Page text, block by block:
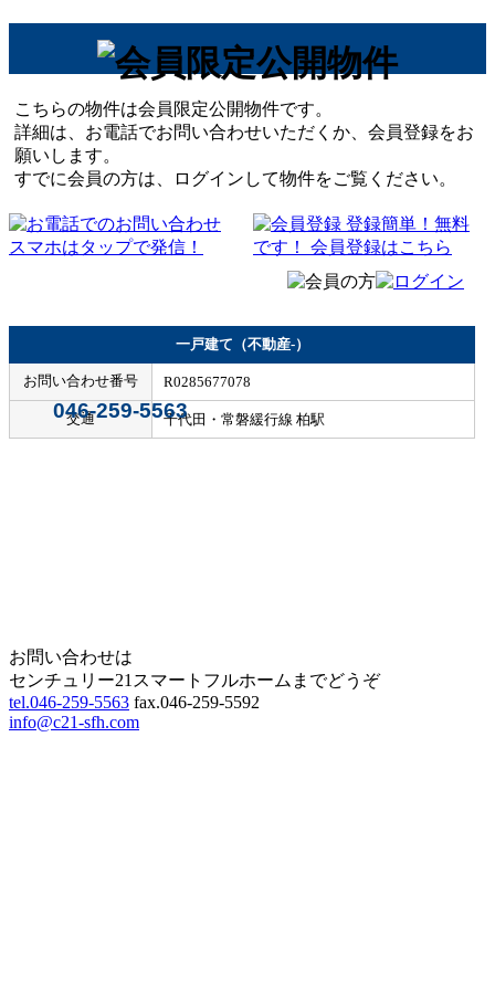
こちらの物件は会員限定公開物件です。
詳細は、お電話でお問い合わせいただくか、会員登録をお
願いします。
すでに会員の方は、ログインして物件をご覧ください。
046-259-5563
一戸建て（不動産-）
お問い合わせ番号 R0285677078
交通 千代田・常磐緩行線 柏駅
お問い合わせは
センチュリー21スマートフルホームまでどうぞ
tel.046-259-5563 fax.046-259-5592
info@c21-sfh.com